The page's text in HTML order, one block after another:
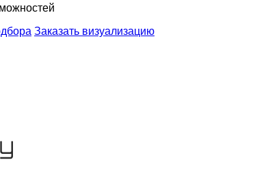
Заказать визуализацию